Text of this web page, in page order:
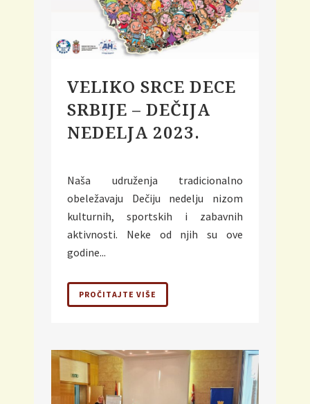
VELIKO SRCE DECE
SRBIJE – DEČIJA
NEDELJA 2023.
Naša udruženja tradicionalno
obeležavaju Dečiju nedelju nizom
kulturnih, sportskih i zabavnih
aktivnosti. Neke od njih su ove
godine...
PROČITAJTE VIŠE